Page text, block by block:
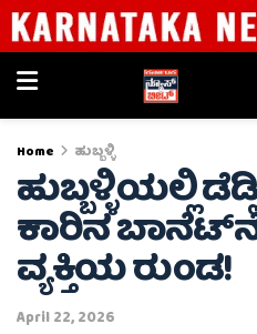
Home ಹುಬ್ಬಳ್ಳಿ
ಹುಬ್ಬಳ್ಳಿಯಲ್ಲಿ
ಕಾರಿನ
ವ್ಯಕ್ತಿಯ ರುಂಡ!
April 22, 2026